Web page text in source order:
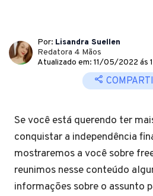
Por: Lisandra Suellen
Redatora 4 Mãos
Atualizado em: 11/05/2022 ás
Se você está querendo ter
conquistar a independência
mostraremos a você sobre
reunimos nesse conteúdo
informações sobre o assunto